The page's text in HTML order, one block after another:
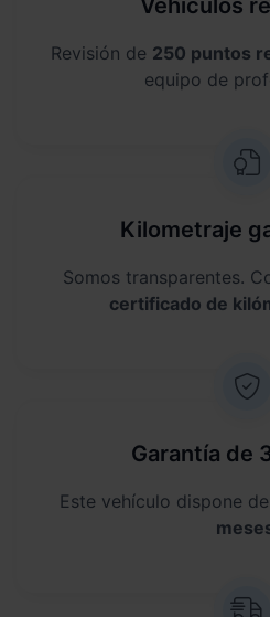
Revisión de 250 puntos
equipo de
Kilometraje
Somos transparentes.
certificado de
Garantía de
Este vehículo dispone